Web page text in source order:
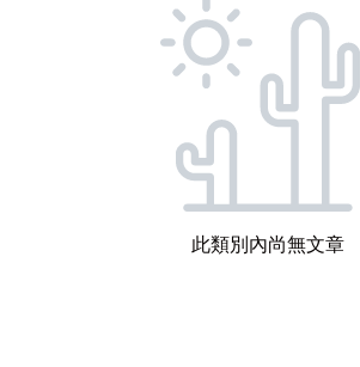
DC變頻內旋式循環扇
此類別內尚無文章